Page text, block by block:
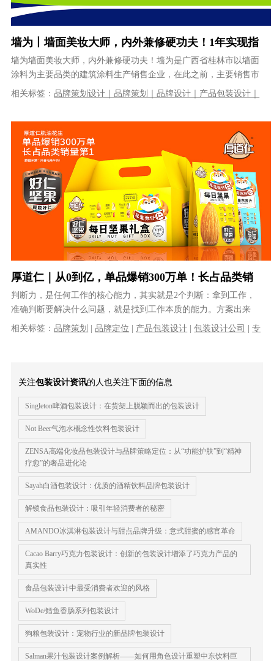
墙为丨墙面美妆大师，内外兼修硬功夫！1年实现指
数级增长！
墙为墙面美妆大师，内外兼修硬功夫！墙为是广西省桂林市以墙面
涂料为主要品类的建筑涂料生产销售企业，在此之前，主要销售市
场在湖南、广西、福建等地区。202......
相关标签：品牌策划设计｜品牌策划｜品牌设计｜产品包装设计｜
厚道仁｜从0到亿，单品爆销300万单！长占品类销
量第1
判断力，是任何工作的核心能力，其实就是2个判断：拿到工作，
准确判断要解决什么问题，就是找到工作本质的能力。方案出来
后，准确判断问题是否解决掉了；所有做......
相关标签：品牌策划 |品牌定位 产品包装设计 |包装设计公司 |专
关注包装设计资讯的人也关注下面的信息
Singleton啤酒包装设计：在货架上脱颖而出的包装设计
Not Beer气泡水概念性饮料包装设计
ZENSA高端化妆品包装设计与品牌策略定位：从“功能护肤”到“精神
疗愈”的奢品进化论
Sayah白酒包装设计：优质的酒精饮料品牌包装设计
解锁食品包装设计：吸引年轻消费者的秘密
AMANDO冰淇淋包装设计与甜点品牌升级：意式甜蜜的感官革命
Cacao Barry巧克力包装设计：创新的包装设计增添了巧克力产品的
真实性
食品包装设计中最受消费者欢迎的风格
WoDe/鳕鱼香肠系列包装设计
狗粮包装设计：宠物行业的新品牌包装设计
Salman果汁包装设计案例解析——如何用角色设计重塑中东饮料巨